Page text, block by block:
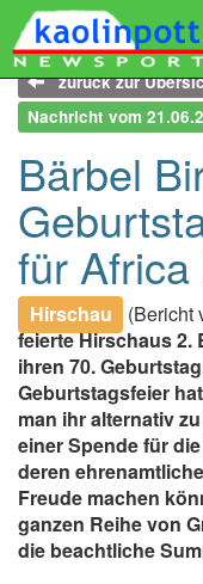
zurück zur
Nachricht vom
Bärbel
für Africa
Hirschau (Bericht
feierte Hirschaus 2.
ihren 70.
Geburtstagsfeier
man ihr alternativ
einer Spende für
deren
Freude machen
ganzen Reihe von
die beachtliche